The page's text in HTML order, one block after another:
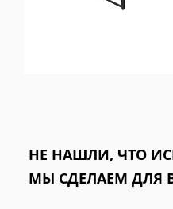
НЕ НАШЛИ, ЧТО
МЫ СДЕЛАЕМ ДЛЯ